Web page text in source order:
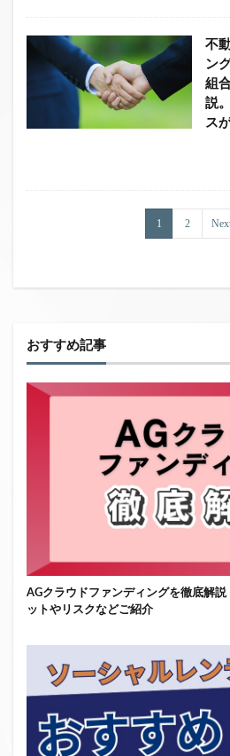
不
ン
組
説
ス
1 2
おすすめ記事
AGクラウドファンディングを徹底解
ットやリスクなどご紹介